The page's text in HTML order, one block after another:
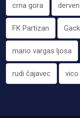
crna gora
FK Partizan
mario vargas ljosa
rudi čajavec vico